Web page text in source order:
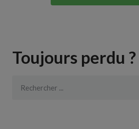
Toujours perdu ?